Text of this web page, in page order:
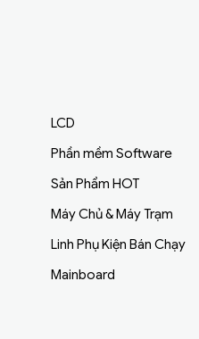
LCD
Phần mềm Software
Sản Phẩm HOT
Máy Chủ & Máy Trạm
Linh Phụ Kiện Bán Chạy
Mainboard